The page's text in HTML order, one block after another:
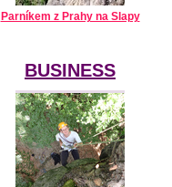
Parníkem z Prahy na Slapy
BUSINESS